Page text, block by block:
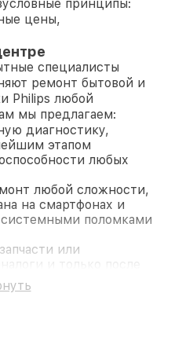
принципы:
цены,
специалисты
ремонт бытовой и
Philips любой
мы предлагаем:
диагностику,
этапом
любых
любой сложности,
на смартфонах и
поломками
или
комплектующие